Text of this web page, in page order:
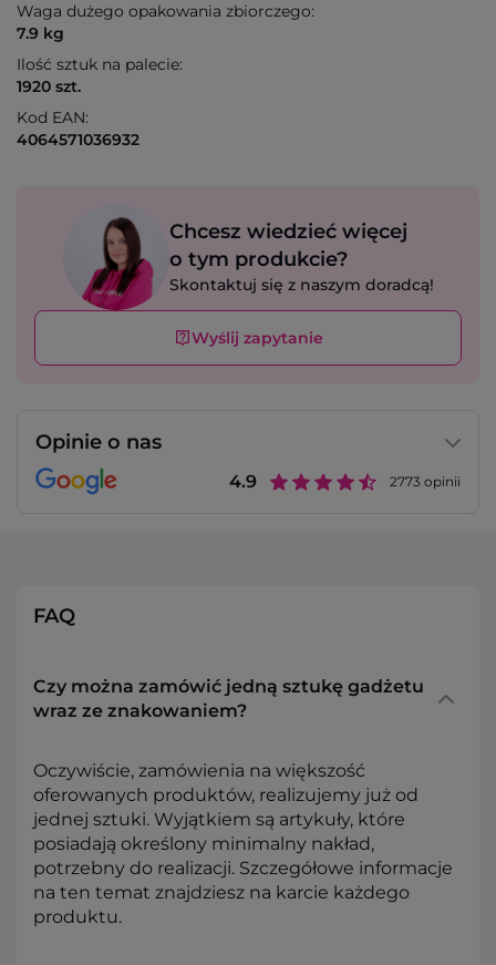
Waga dużego opakowania zbiorczego:
7.9 kg
Ilość sztuk na palecie:
1920 szt.
Kod EAN:
4064571036932
Chcesz wiedzieć więcej
o tym produkcie?
Skontaktuj się z naszym doradcą!
Wyślij zapytanie
Opinie o nas
4.9 2773 opinii
FAQ
Czy można zamówić jedną sztukę gadżetu
wraz ze znakowaniem?
Oczywiście, zamówienia na większość
oferowanych produktów, realizujemy już od
jednej sztuki. Wyjątkiem są artykuły, które
posiadają określony minimalny nakład,
potrzebny do realizacji. Szczegółowe informacje
na ten temat znajdziesz na karcie każdego
produktu.